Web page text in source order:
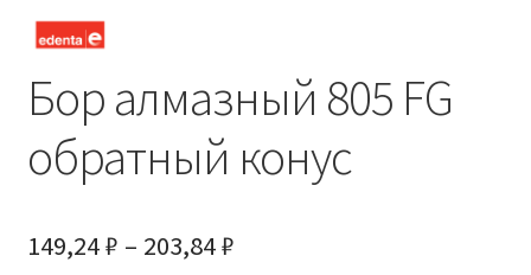
Бор алмазный 805 FG
обратный конус
149,24₽ – 203,84₽Диапазон